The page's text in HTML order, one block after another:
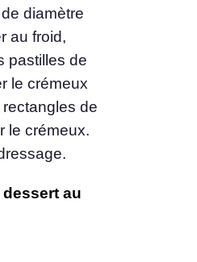
diamètre
au froid,
pastilles de
le crémeux
de
le crémeux.
au